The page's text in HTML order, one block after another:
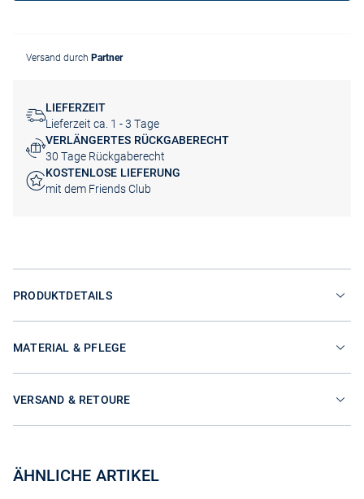
Versand durch Partner
LIEFERZEIT
Lieferzeit ca. 1 - 3 Tage
VERLÄNGERTES RÜCKGABERECHT
30 Tage Rückgaberecht
KOSTENLOSE LIEFERUNG
mit dem Friends Club
PRODUKTDETAILS
MATERIAL & PFLEGE
VERSAND & RETOURE
ÄHNLICHE ARTIKEL